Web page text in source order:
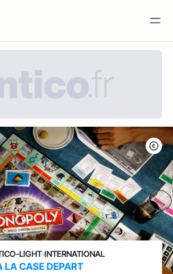
LIGHT›INTERNATIONAL
LA CASE DEPART